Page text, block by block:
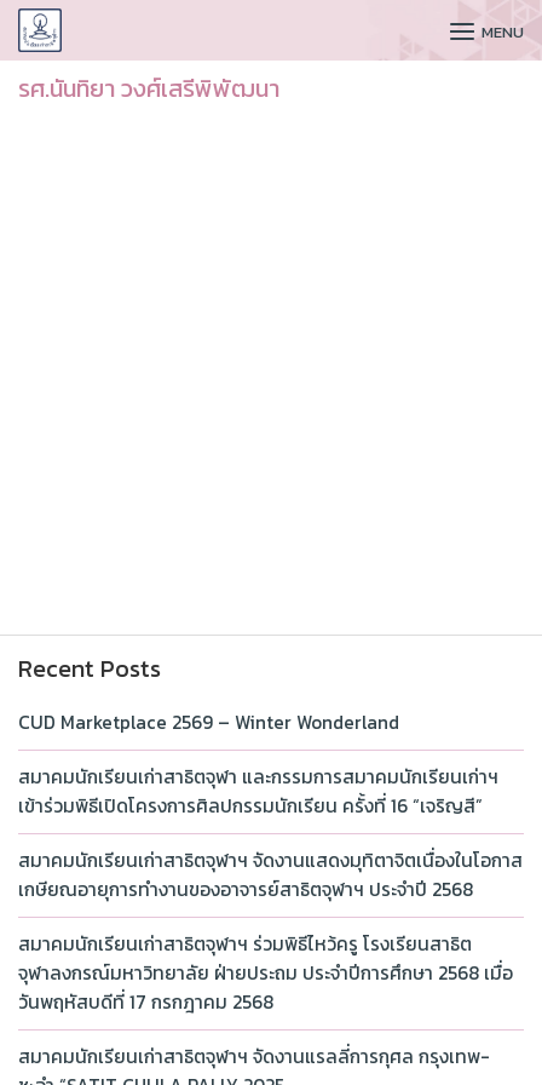
CUDAA MENU
รศ.นันทิยา วงศ์เสรีพิพัฒนา
Recent Posts
CUD Marketplace 2569 – Winter Wonderland
สมาคมนักเรียนเก่าสาธิตจุฬา และกรรมการสมาคมนักเรียนเก่าฯ
เข้าร่วมพิธีเปิดโครงการศิลปกรรมนักเรียน ครั้งที่ 16 “เจริญสี”
สมาคมนักเรียนเก่าสาธิตจุฬาฯ จัดงานแสดงมุทิตาจิตเนื่องในโอกาส
เกษียณอายุการทำงานของอาจารย์สาธิตจุฬาฯ ประจำปี 2568
สมาคมนักเรียนเก่าสาธิตจุฬาฯ ร่วมพิธีไหว้ครู โรงเรียนสาธิต
จุฬาลงกรณ์มหาวิทยาลัย ฝ่ายประถม ประจำปีการศึกษา 2568 เมื่อ
วันพฤหัสบดีที่ 17 กรกฎาคม 2568
สมาคมนักเรียนเก่าสาธิตจุฬาฯ จัดงานแรลลี่การกุศล กรุงเทพ-